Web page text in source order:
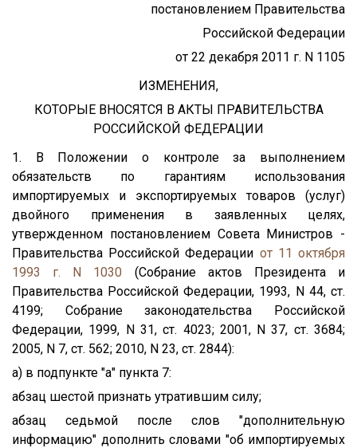
постановлением Правительства
Российской Федерации
от 22 декабря 2011 г. N 1105
ИЗМЕНЕНИЯ,
КОТОРЫЕ ВНОСЯТСЯ В АКТЫ ПРАВИТЕЛЬСТВА
РОССИЙСКОЙ ФЕДЕРАЦИИ
1. В Положении о контроле за выполнением
обязательств по гарантиям использования
импортируемых и экспортируемых товаров (услуг)
двойного применения в заявленных целях,
утвержденном постановлением Совета Министров -
Правительства Российской Федерации от 11 октября
1993 г. N 1030 (Собрание актов Президента и
Правительства Российской Федерации, 1993, N 44, ст.
4199; Собрание законодательства Российской
Федерации, 1999, N 31, ст. 4023; 2001, N 37, ст. 3684;
2005, N 7, ст. 562; 2010, N 23, ст. 2844):
а) в подпункте "а" пункта 7:
абзац шестой признать утратившим силу;
абзац седьмой после слов "дополнительную
информацию" дополнить словами "об импортируемых